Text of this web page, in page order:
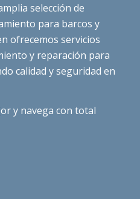
selección de
para barcos y
ofrecemos servicios
y reparación para
calidad y seguridad en
y navega con total